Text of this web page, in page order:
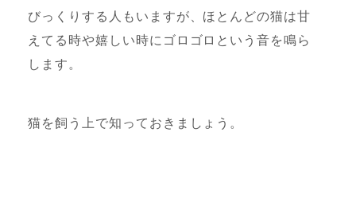
びっくりする人もいますが、ほとんどの猫は甘
えてる時や嬉しい時にゴロゴロという音を鳴ら
します。
猫を飼う上で知っておきましょう。